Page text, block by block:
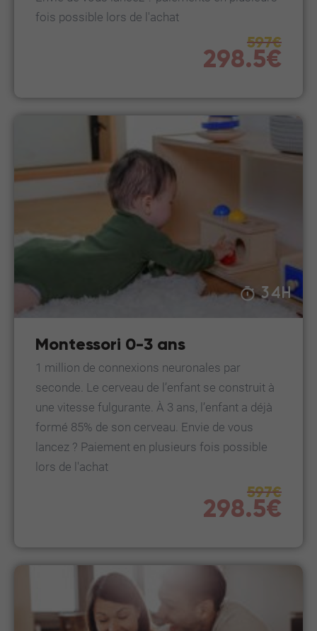
fois possible lors de l'achat
597€
298.5€
34H
Montessori 0-3 ans
1 million de connexions neuronales par
seconde. Le cerveau de l’enfant se construit à
une vitesse fulgurante. À 3 ans, l’enfant a déjà
formé 85% de son cerveau. Envie de vous
lancez ? Paiement en plusieurs fois possible
lors de l'achat
597€
298.5€